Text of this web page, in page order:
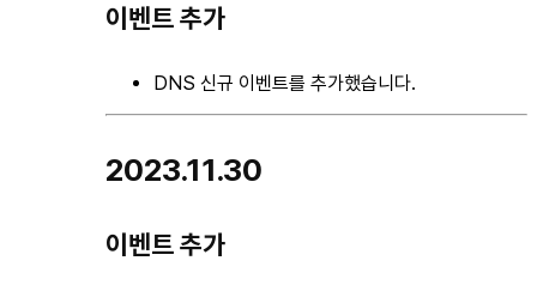
이벤트 추가
DNS 신규 이벤트를 추가했습니다.
2023.11.30
이벤트 추가